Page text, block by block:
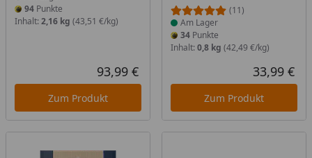
94 Punkte
Inhalt: 2,16 kg (43,51 €/kg)
Aktueller Preis
93,99 €
Zum Produkt
(11)
Am Lager
34Punkte
Inhalt: 0,8 kg (42,49 €/kg)
33,99 €
Zum Produkt